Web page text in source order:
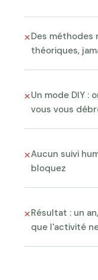
✕Des méthodes
théoriques,
✕Un mode DIY :
vous vous
✕Aucun suivi
bloquez
✕Résultat : un
que l'activité